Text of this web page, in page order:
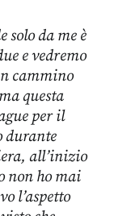
solo da me è
e vedremo
cammino
questa
per il
durante
all’inizio
non ho mai
l’aspetto